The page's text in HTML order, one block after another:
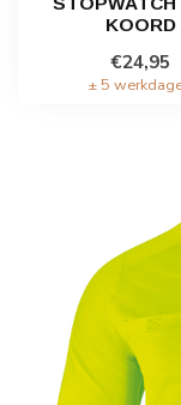
KOORD
€24,95
± 5